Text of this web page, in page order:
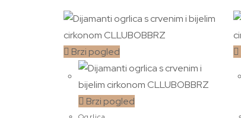
Brzi pogled
Brzi pogled